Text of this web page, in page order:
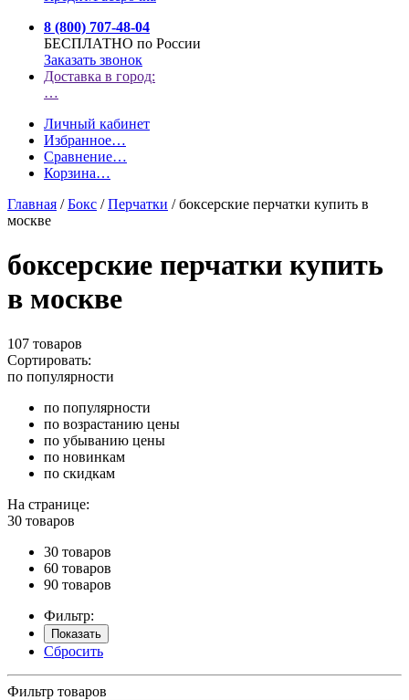
8 (800) 707-48-04
БЕСПЛАТНО по России
Заказать звонок
Доставка в город:
…
Личный кабинет
Избранное…
Сравнение…
Корзина…
Главная /Бокс /Перчатки /боксерские перчатки купить в
москве
боксерские перчатки купить
в москве
107 товаров
Сортировать:
по популярности
по популярности
по возрастанию цены
по убыванию цены
по новинкам
по скидкам
На странице:
30 товаров
30 товаров
60 товаров
90 товаров
Фильтр:
Показать
Сбросить
Фильтр товаров